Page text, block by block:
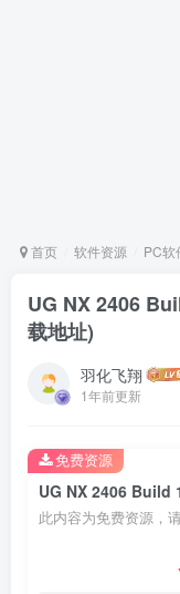
首页 软件资源 PC软
UG NX 2406
载地址)
羽化飞翔
1年前更新
此内容为免费资源，
免费资源